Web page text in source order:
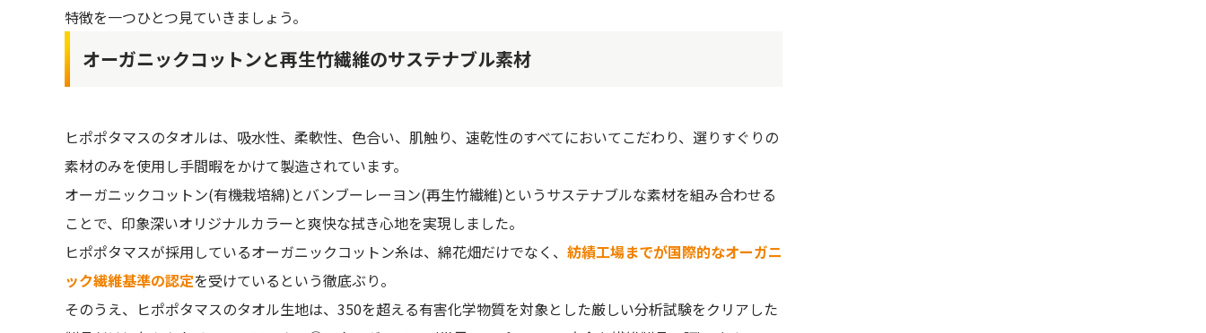
特徴を一つひとつ見ていきましょう。
オーガニックコットンと再生竹繊維のサステナブル素材
ヒポポタマスのタオルは、吸水性、柔軟性、色合い、肌触り、速乾性のすべてにおいてこだわり、選りすぐりの
素材のみを使用し手間暇をかけて製造されています。
オーガニックコットン(有機栽培綿)とバンブーレーヨン(再生竹繊維)というサステナブルな素材を組み合わせる
ことで、印象深いオリジナルカラーと爽快な拭き心地を実現しました。
ヒポポタマスが採用しているオーガニックコットン糸は、綿花畑だけでなく、 紡績工場までが国際的なオーガニ
ック繊維基準の認定を受けているという徹底ぶり。
そのうえ、ヒポポタマスのタオル生地は、350を超える有害化学物質を対象とした厳しい分析試験をクリアした